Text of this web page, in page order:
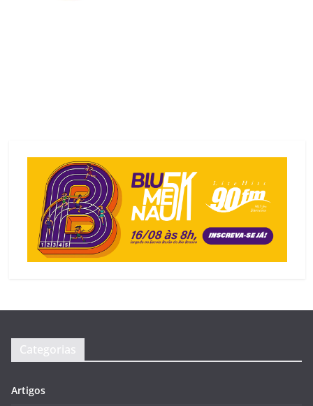
Categorias
Artigos